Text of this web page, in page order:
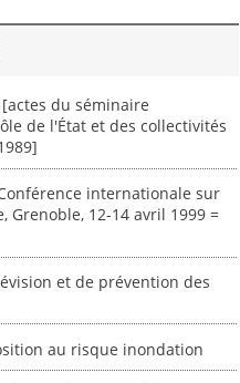
du séminaire
de l'État et des collectivités
internationale sur
Grenoble, 12-14 avril 1999 =
et de prévention des
au risque inondation